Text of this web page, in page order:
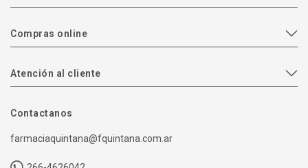
Compras online
Atención al cliente
Contactanos
farmaciaquintana@fquintana.com.ar